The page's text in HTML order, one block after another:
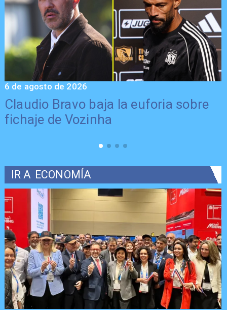
Claudio Bravo baja la euforia sobre
fichaje de Vozinha
6 de agosto de 2026
IR A ECONOMÍA